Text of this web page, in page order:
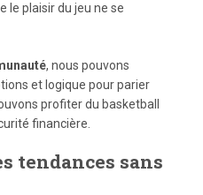
le plaisir du jeu ne se
, nous pouvons
et logique pour parier
profiter du basketball
financière.
tendances sans